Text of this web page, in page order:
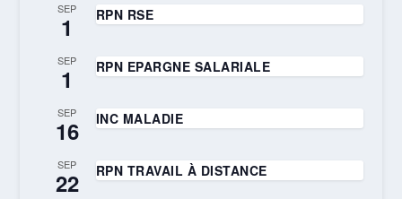
SEP
1 RPN RSE
SEP
1 RPN EPARGNE SALARIALE
SEP
16 INC MALADIE
SEP
22 RPN TRAVAIL À DISTANCE